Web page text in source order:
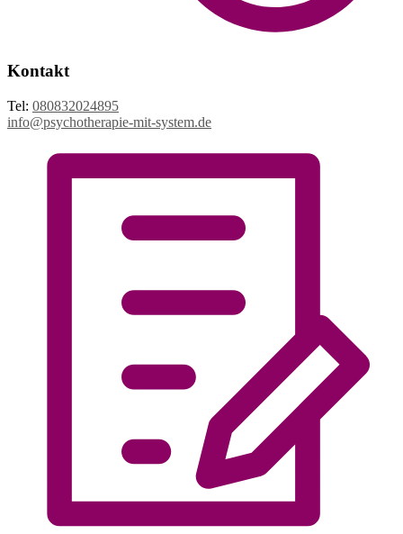
Kontakt
Tel: 080832024895
info@psychotherapie-mit-system.de